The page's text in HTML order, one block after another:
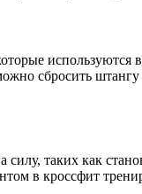
используются
сбросить
таких как
в кроссфит